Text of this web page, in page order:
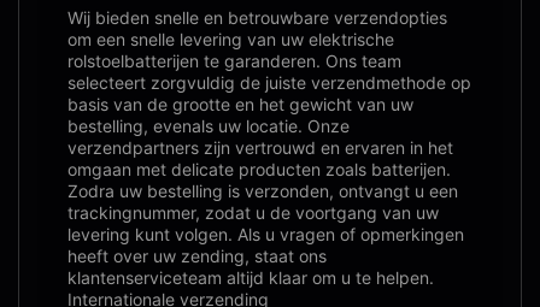
Wij bieden snelle en betrouwbare verzendopties
om een ​​snelle levering van uw elektrische
rolstoelbatterijen te garanderen. Ons team
selecteert zorgvuldig de juiste verzendmethode op
basis van de grootte en het gewicht van uw
bestelling, evenals uw locatie. Onze
verzendpartners zijn vertrouwd en ervaren in het
omgaan met delicate producten zoals batterijen.
Zodra uw bestelling is verzonden, ontvangt u een
trackingnummer, zodat u de voortgang van uw
levering kunt volgen. Als u vragen of opmerkingen
heeft over uw zending, staat ons
klantenserviceteam altijd klaar om u te helpen.
Internationale verzending